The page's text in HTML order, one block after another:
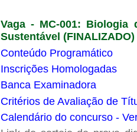
Vaga - MC-001: Biologia
Sustentável (FINALIZADO)
Conteúdo Programático
Inscrições Homologadas
Banca Examinadora
Critérios de Avaliação de
Calendário do concurso -